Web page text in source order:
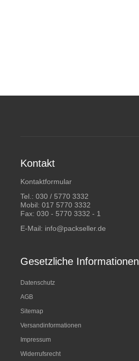
Kontakt
Kontaktformular
Tel.: 030 / 5770 3332
Mobil: 017 5770 3332
Fax: 030 - 5770 3332 - 1
E-Mail: info@packseller.de
Gesetzliche Informationen
Datenschutz
AGB
Sitemap
Versandinformationen
Impressum
Widerrufsrecht